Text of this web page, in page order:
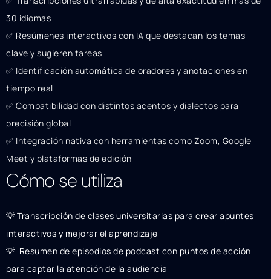
30 idiomas
✅ Resúmenes interactivos con IA que destacan los temas
clave y sugieren tareas
✅ Identificación automática de oradores y anotaciones en
tiempo real
✅ Compatibilidad con distintos acentos y dialectos para
precisión global
✅ Integración nativa con herramientas como Zoom, Google
Meet y plataformas de edición
Cómo se utiliza
💡 Transcripción de clases universitarias para crear apuntes
interactivos y mejorar el aprendizaje
💡 ️ Resumen de episodios de podcast con puntos de acción
para captar la atención de la audiencia